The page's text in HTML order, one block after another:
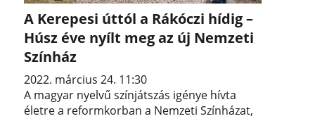
A Kerepesi úttól a Rákóczi hídig –
Húsz éve nyílt meg az új Nemzeti
Színház
2022. március 24. 11:30
A magyar nyelvű színjátszás igénye hívta
életre a reformkorban a Nemzeti Színházat,